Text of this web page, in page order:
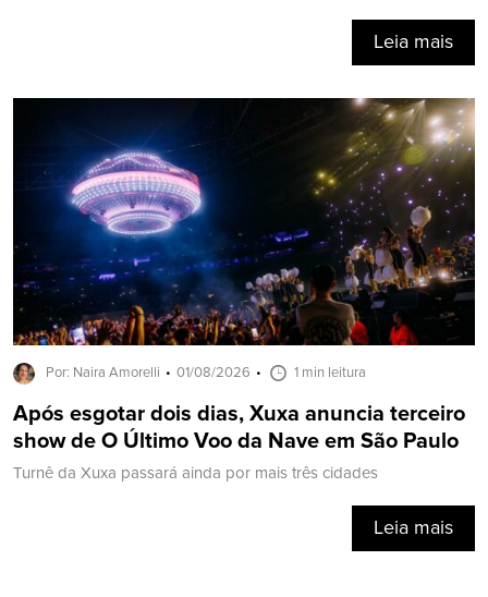
Leia mais
Por: Naira Amorelli 01/08/2026 1 min leitura
Após esgotar dois dias, Xuxa anuncia terceiro
show de O Último Voo da Nave em São Paulo
Turnê da Xuxa passará ainda por mais três cidades
Leia mais